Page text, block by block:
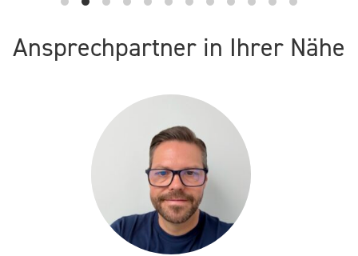
Ansprechpartner in Ihrer Nähe